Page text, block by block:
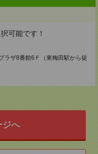
可能です！
ザ8番館6Ｆ（東梅田駅から徒
ジへ